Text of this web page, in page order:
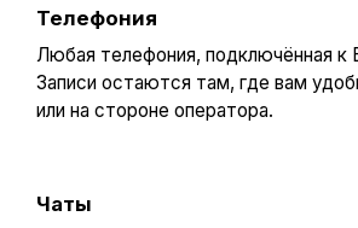
Телефония
Любая телефония, подключённая к
Записи остаются там, где вам
или на стороне оператора.
Чаты